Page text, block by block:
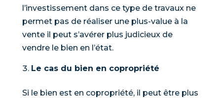
l’investissement dans ce type de travaux ne
permet pas de réaliser une plus-value à la
vente il peut s’avérer plus judicieux de
vendre le bien en l’état.
Le cas du bien en copropriété
Si le bien est en copropriété, il peut être plus